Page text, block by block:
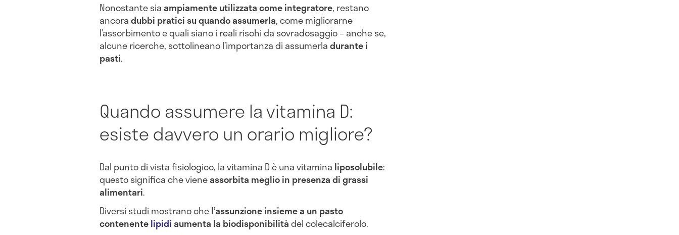
Nonostante siaampiamente utilizzata come integratore, restano
ancoradubbi pratici su quando assumerla, come migliorarne
l’assorbimento e quali siano i reali rischi da sovradosaggio – anche se,
alcune ricerche, sottolineano l’importanza di assumerladurante i
pasti.
Quando assumere la vitamina D:
esiste davvero un orario migliore?
Dal punto di vista fisiologico, la vitamina D è una vitamina liposolubile:
questo significa che vieneassorbita meglio in presenza di grassi
alimentari.
Diversi studi mostrano chel’assunzione insieme a un pasto
contenentelipidiaumenta la biodisponibilitàdel colecalciferolo.